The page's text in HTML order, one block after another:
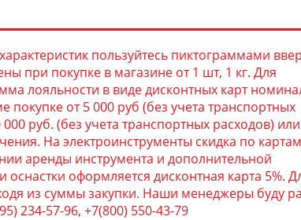
пользуйтесь пиктограммами
при покупке в магазине от 1 шт, 1 кг. Для
лояльности в виде дисконтных карт
покупке от 5 000 руб (без учета транспортных
руб. (без учета транспортных расходов) или
На электроинструменты скидка по картам
аренды инструмента и дополнительной
оформляется дисконтная карта 5%.
из суммы закупки. Наши менеджеры буду
234-57-96, +7(800) 550-43-79